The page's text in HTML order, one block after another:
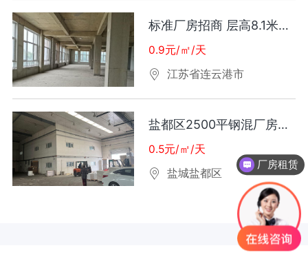
标准厂房招商 层高8.1米工业用地50年产权价可谈
0.9元/㎡/天
江苏省连云港市
盐都区2500平钢混厂房出租
0.5元/㎡/天
盐城盐都区
厂房租赁